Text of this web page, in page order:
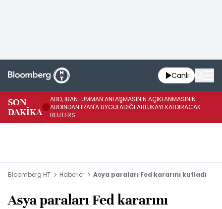
Canlı
SON
DAKİKA
ABD, İRAN-UMMAN ANLAŞMASININ AÇIKLANMASININ
ARDINDAN İRAN'A UYGULADIĞI ABLUKAYI KALDIRACAK -
REUTERS
Bloomberg HT Haberler Asya paraları Fed kararını kutladı
Asya paraları Fed kararını